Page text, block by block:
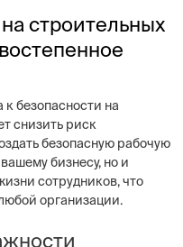
строительных
к безопасности на
снизить риск
безопасную рабочую
бизнесу, но и
сотрудников, что
организации.